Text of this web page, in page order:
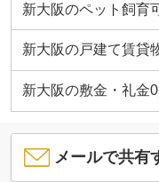
新大阪のペット飼育
新大阪の戸建て賃貸
新大阪の敷金・礼金
メールで共有